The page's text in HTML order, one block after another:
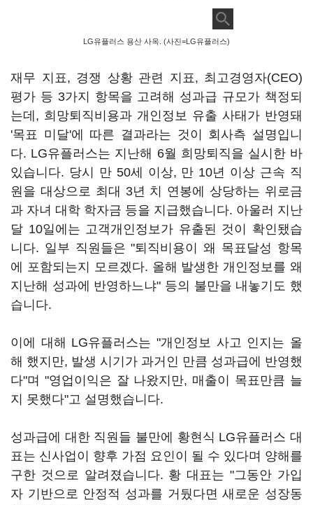
LG유플러스 용산 사옥. (사진=LG유플러스)
재무 지표, 경쟁 상황 관련 지표, 최고경영자(CEO)
평가 등 3가지 항목을 고려해 성과급 규모가 책정되
는데, 희망퇴직비용과 개인정보 유출 사태가 반영돼
'목표 미달'에 따른 결과라는 것이 회사측 설명입니
다. LG유플러스는 지난해 6월 희망퇴직을 실시한 바
있습니다. 당시 만 50세 이상, 만 10년 이상 근속 직
원을 대상으로 최대 3년 치 연봉에 상당하는 위로금
과 자녀 대학 학자금 등을 지급했습니다. 아울러 지난
달 10일에는 고객개인정보가 유출된 것이 확인됐습
니다. 일부 직원들은 "퇴직비용이 왜 목표달성 항목
에 포함되는지 모르겠다. 올해 발생한 개인정보를 왜
지난해 성과에 반영하느냐" 등의 불만을 내놓기도 했
습니다.
이에 대해 LG유플러스는 "개인정보 사고 인지는 올
해 했지만, 발생 시기가 과거인 만큼 성과급에 반영했
다"며 "영업이익은 잘 나왔지만, 매출이 목표만큼 늘
지 못했다"고 설명했습니다.
성과급에 대한 직원들 불만에 황현식 LG유플러스 대
표는 신사업이 향후 가점 요인이 될 수 있다며 양해를
구한 것으로 알려졌습니다. 황 대표는 "그동안 가입
자 기반으로 안정적 성과를 거뒀다면 새로운 성장동